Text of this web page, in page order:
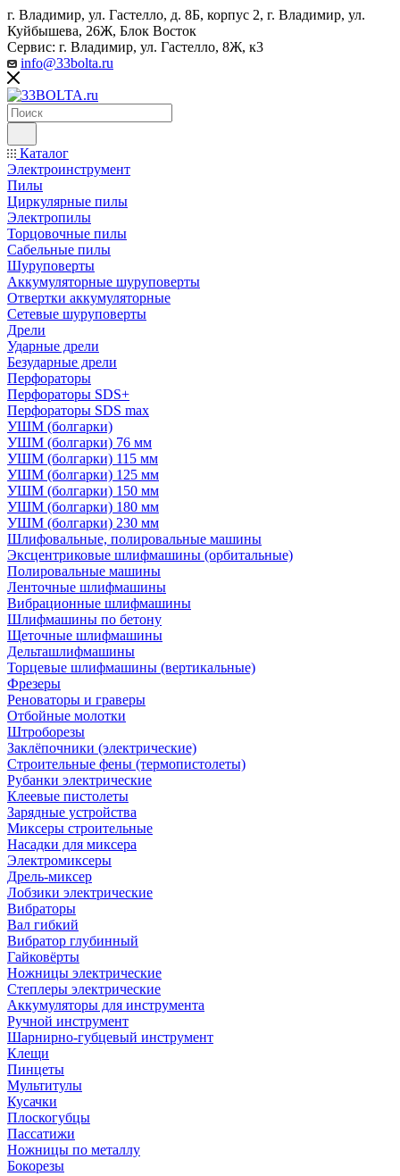
г. Владимир, ул. Гастелло, д. 8Б, корпус 2, г. Владимир, ул. ​
Куйбышева, 26Ж, Блок Восток
Сервис: г. Владимир, ул. Гастелло, 8Ж, к3
info@33bolta.ru
Каталог
Электроинструмент
Пилы
Циркулярные пилы
Электропилы
Торцовочные пилы
Сабельные пилы
Шуруповерты
Аккумуляторные шуруповерты
Отвертки аккумуляторные
Сетевые шуруповерты
Дрели
Ударные дрели
Безударные дрели
Перфораторы
Перфораторы SDS+
Перфораторы SDS max
УШМ (болгарки)
УШМ (болгарки) 76 мм
УШМ (болгарки) 115 мм
УШМ (болгарки) 125 мм
УШМ (болгарки) 150 мм
УШМ (болгарки) 180 мм
УШМ (болгарки) 230 мм
Шлифовальные, полировальные машины
Эксцентриковые шлифмашины (орбитальные)
Полировальные машины
Ленточные шлифмашины
Вибрационные шлифмашины
Шлифмашины по бетону
Щеточные шлифмашины
Дельташлифмашины
Торцевые шлифмашины (вертикальные)
Фрезеры
Реноваторы и граверы
Отбойные молотки
Штроборезы
Заклёпочники (электрические)
Строительные фены (термопистолеты)
Рубанки электрические
Клеевые пистолеты
Зарядные устройства
Миксеры строительные
Насадки для миксера
Электромиксеры
Дрель-миксер
Лобзики электрические
Вибраторы
Вал гибкий
Вибратор глубинный
Гайковёрты
Ножницы электрические
Степлеры электрические
Аккумуляторы для инструмента
Ручной инструмент
Шарнирно-губцевый инструмент
Клещи
Пинцеты
Мультитулы
Кусачки
Плоскогубцы
Пассатижи
Ножницы по металлу
Бокорезы